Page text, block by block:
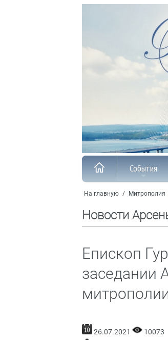
События
На главную / Митрополия
Новости
Епископ
заседании
26.07.2021
10073